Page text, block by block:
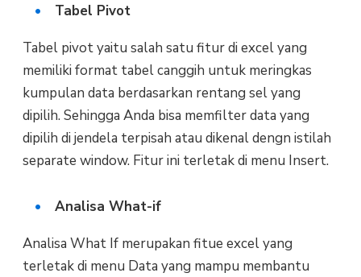
Tabel Pivot
Tabel pivot yaitu salah satu fitur di excel yang
memiliki format tabel canggih untuk meringkas
kumpulan data berdasarkan rentang sel yang
dipilih. Sehingga Anda bisa memfilter data yang
dipilih di jendela terpisah atau dikenal dengn istilah
separate window. Fitur ini terletak di menu Insert.
Analisa What-if
Analisa What If merupakan fitue excel yang
terletak di menu Data yang mampu membantu